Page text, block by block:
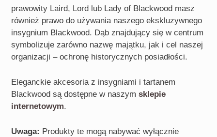
prawowity Laird, Lord lub Lady of Blackwood masz
również prawo do używania naszego ekskluzywnego
insygnium Blackwood. Dąb znajdujący się w centrum
symbolizuje zarówno nazwę majątku, jak i cel naszej
organizacji – ochronę historycznych posiadłości.
Eleganckie akcesoria z insygniami i tartanem
Blackwood są dostępne w naszym sklepie
internetowym.
Uwaga: Produkty te mogą nabywać wyłącznie